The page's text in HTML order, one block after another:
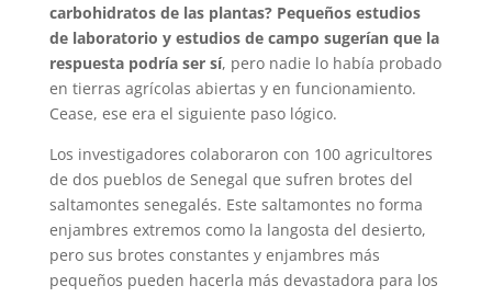
carbohidratos de las plantas? Pequeños estudios
de laboratorio y estudios de campo sugerían que la
respuesta podría ser sí, pero nadie lo había probado
en tierras agrícolas abiertas y en funcionamiento.
Cease, ese era el siguiente paso lógico.
Los investigadores colaboraron con 100 agricultores
de dos pueblos de Senegal que sufren brotes del
saltamontes senegalés. Este saltamontes no forma
enjambres extremos como la langosta del desierto,
pero sus brotes constantes y enjambres más
pequeños pueden hacerla más devastadora para los